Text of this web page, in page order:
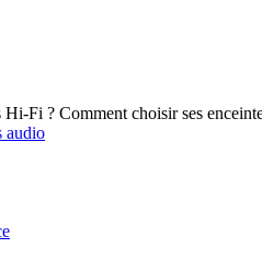
Comment choisir ses
audio